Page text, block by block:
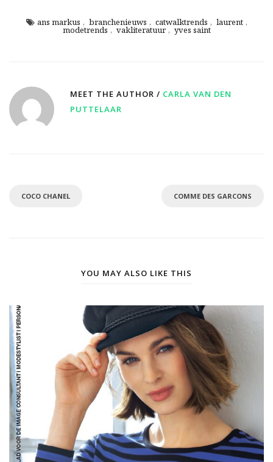
ans markus , branchenieuws , catwalktrends , laurent ,
modetrends , vakliteratuur , yves saint
MEET THE AUTHOR / CARLA VAN DEN
PUTTELAAR
COCO CHANEL COMME DES GARCONS
YOU MAY ALSO LIKE THIS